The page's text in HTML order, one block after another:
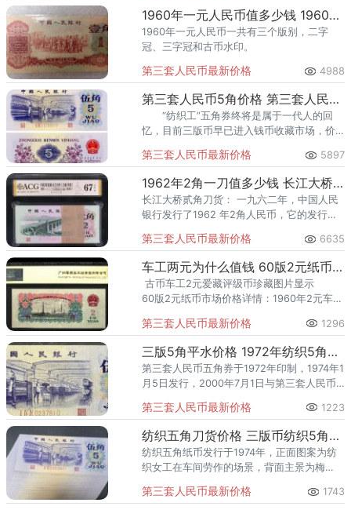
情非常火爆，但是投资风险也是
1960年一元人民币值多少钱 1960年一元人民币版本介绍
1960年一元人民币一共有三个版别，二字
冠、三字冠和古币水印。
第三套人民币最新价格 4988
第三套人民币5角价格 第三套人民币5角有几个版本
“纺织工”五角券终将是属于一代人的回
忆，目前三版币早已进入钱币收藏市场，价
种消耗，这张“纺织工”五角券也会呈现出自己
的光彩。
第三套人民币最新价格 5897
1962年2角一刀值多少钱 长江大桥贰角刀货最新价格
长江大桥贰角刀货： 一九六二年，中国人民
银行发行了1962 年2角人民币，它的发行时
还是目前为止在我国流通时间最久的货币之
一。
第三套人民币最新价格 6635
车工两元为什么值钱 60版2元纸币市场价格详情
古币车工2元爱藏评级币珍藏图片显示
60版2元纸币市场价格详情：1960年2元车工
第三套人民币最新价格 1296
三版5角平水价格 1972年纺织5角平水最新价格
第三套人民币五角券于1972年印制，1974年1
月5日发行，2000年7月1日与第三套人民币
最晚投放的，也是第三套人民币流通时间最
短的品种，历
第三套人民币最新价格 1223
纺织五角刀货价格 三版币纺织5角整刀值多少钱
纺织五角纸币发行于1974年，正面图案为纺
织女工在车间劳作的场景，背面主景为梅
于20世纪70年代中国纺织工业的蓬勃发展，
第三套人民币最新价格 1743